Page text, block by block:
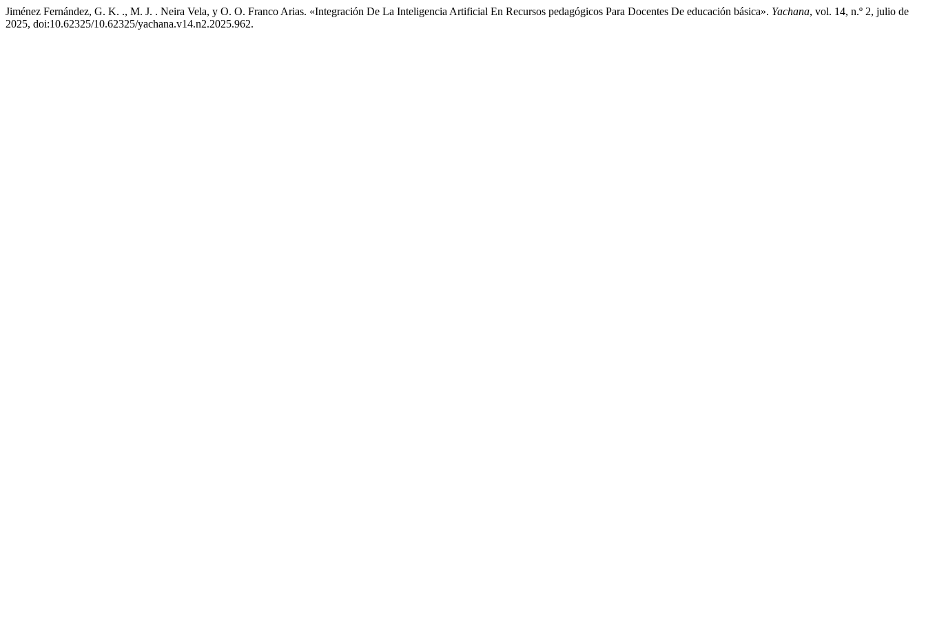
Jiménez Fernández, G. K. ., M. J. . Neira Vela, y O. O. Franco Arias. «Integración De La Inteligencia Artificial En Recursos pedagógicos Para Docentes De educación básica». Yachana, vol. 14, n.º 2, julio de
2025, doi:10.62325/10.62325/yachana.v14.n2.2025.962.